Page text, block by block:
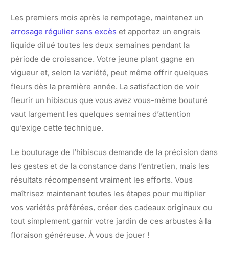
Les premiers mois après le rempotage, maintenez un
arrosage régulier sans excès et apportez un engrais
liquide dilué toutes les deux semaines pendant la
période de croissance. Votre jeune plant gagne en
vigueur et, selon la variété, peut même offrir quelques
fleurs dès la première année. La satisfaction de voir
fleurir un hibiscus que vous avez vous-même bouturé
vaut largement les quelques semaines d’attention
qu’exige cette technique.
Le bouturage de l’hibiscus demande de la précision dans
les gestes et de la constance dans l’entretien, mais les
résultats récompensent vraiment les efforts. Vous
maîtrisez maintenant toutes les étapes pour multiplier
vos variétés préférées, créer des cadeaux originaux ou
tout simplement garnir votre jardin de ces arbustes à la
floraison généreuse. À vous de jouer !